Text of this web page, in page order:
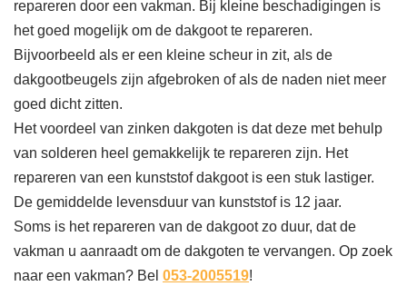
repareren door een vakman. Bij kleine beschadigingen is
het goed mogelijk om de dakgoot te repareren.
Bijvoorbeeld als er een kleine scheur in zit, als de
dakgootbeugels zijn afgebroken of als de naden niet meer
goed dicht zitten.
Het voordeel van zinken dakgoten is dat deze met behulp
van solderen heel gemakkelijk te repareren zijn. Het
repareren van een kunststof dakgoot is een stuk lastiger.
De gemiddelde levensduur van kunststof is 12 jaar.
Soms is het repareren van de dakgoot zo duur, dat de
vakman u aanraadt om de dakgoten te vervangen. Op zoek
naar een vakman? Bel 053-2005519!